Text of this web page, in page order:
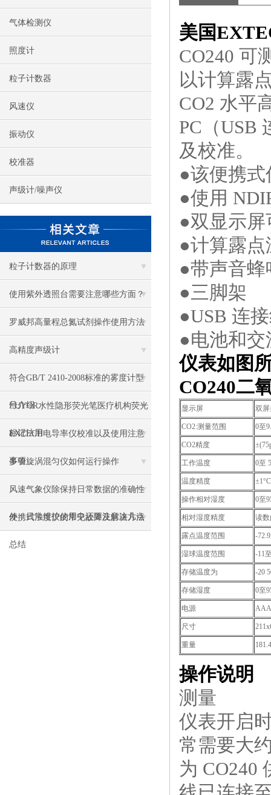
气体检测仪
照度计
粒子计数器
风速仪
振动仪
校准器
声级计/噪声仪
粒子计数器的原理
使用紫外透照台需要注意哪些方面？
罗威邦高量程总氮试剂操作使用方法
高精度声级计
符合GB/T 2410-2008标准的雾度计型
号介绍
LUYOR水性隐形荧光笔医疗机构荧光
标记法用
EXTECH电导率仪校准以及使用注意
事项
多管旋涡混匀仪如何运行操作
风速气象仪除保持日常数据的准确性
外，日常维护使用中还要注意这几点
便携式浊度仪的常见故障及解决方法
总结
美国
CO240 可
以计算露
CO2 水平
PC（USB
及校准。
●该便携式
●使用
●双显示屏
●计算露
●带声音蜂
●三脚架
●USB 连
●电池和
仪表如图
CO240二
显示屏 双
CO2:测量范围 0至
CO2精度
工作温度 0至
温度精度
操作相对湿度 0至
相对湿度精度 读数
露点温度范围 -
湿球温度范围 -11
存储温度为 -20
存储湿度 0至
电源
尺寸
重量
操作说明
测量
仪表开启
常需要大
为 CO240